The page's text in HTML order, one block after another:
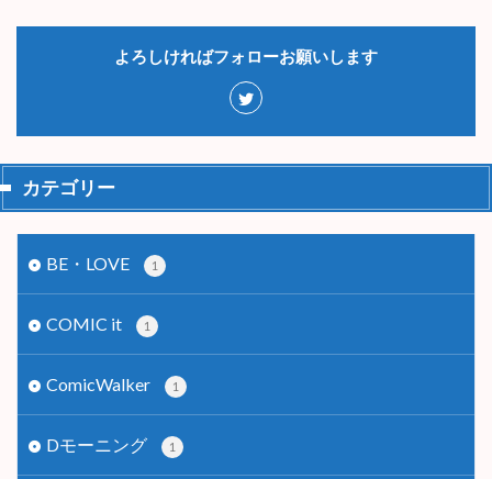
よろしければフォローお願いします
カテゴリー
BE・LOVE 1
COMIC it 1
ComicWalker 1
Dモーニング 1